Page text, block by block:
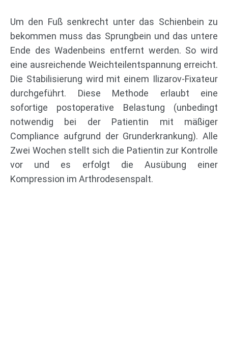
Um den Fuß senkrecht unter das Schienbein zu
bekommen muss das Sprungbein und das untere
Ende des Wadenbeins entfernt werden. So wird
eine ausreichende Weichteilentspannung erreicht.
Die Stabilisierung wird mit einem Ilizarov-Fixateur
durchgeführt. Diese Methode erlaubt eine
sofortige postoperative Belastung (unbedingt
notwendig bei der Patientin mit mäßiger
Compliance aufgrund der Grunderkrankung). Alle
Zwei Wochen stellt sich die Patientin zur Kontrolle
vor und es erfolgt die Ausübung einer
Kompression im Arthrodesenspalt.